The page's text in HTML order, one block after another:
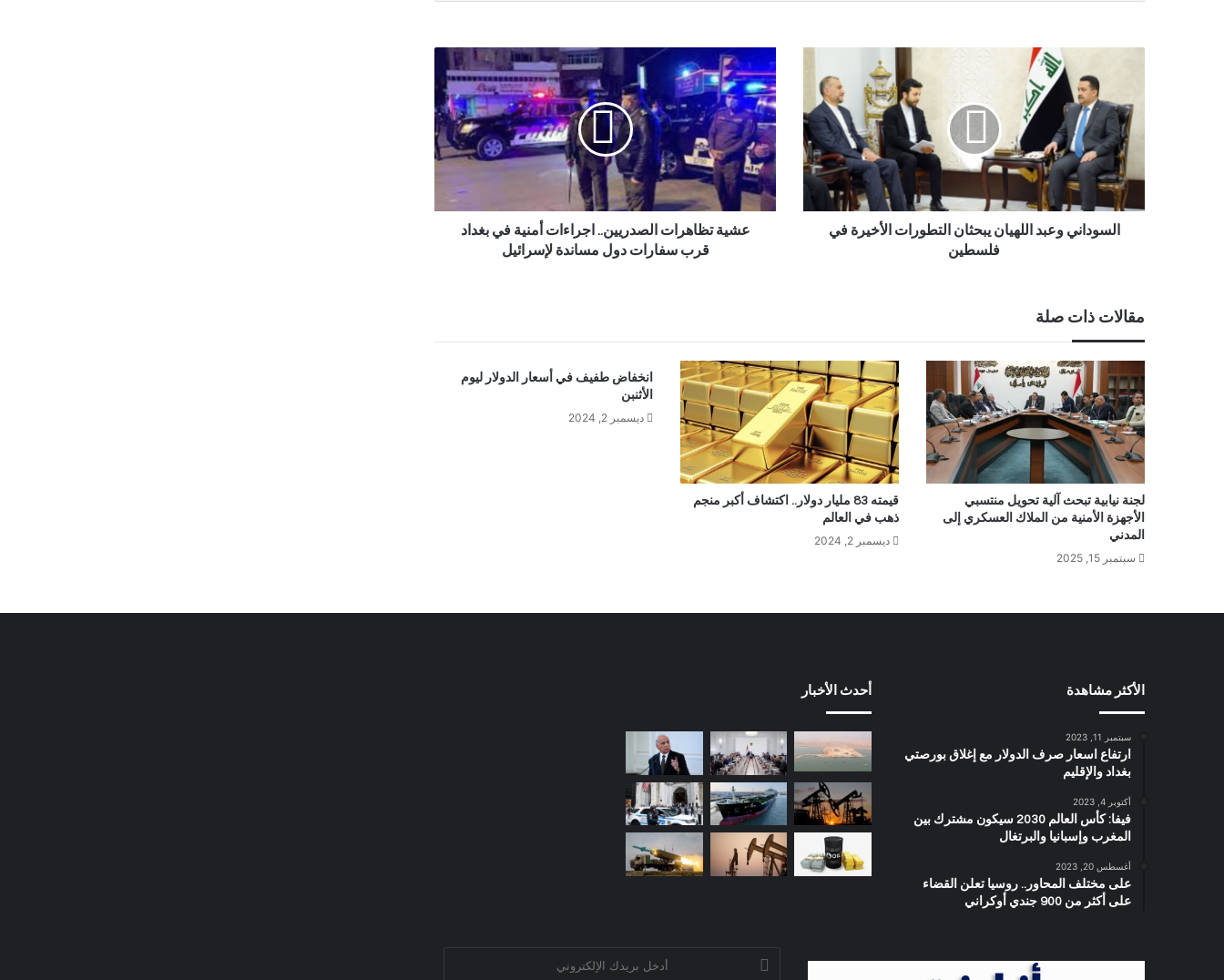
السوداني وعبد اللهيان يبحثان التطورات الأخيرة في
فلسطين
عشية تظاهرات الصدريين.. اجراءات أمنية في بغداد
قرب سفارات دول مساندة لإسرائيل
مقالات ذات صلة
لجنة نيابية تبحث آلية تحويل منتسبي
الأجهزة الأمنية من الملاك العسكري إلى
المدني
سبتمبر 15, 2025
قيمته 83 مليار دولار.. اكتشاف أكبر منجم
ذهب في العالم
ديسمبر 2, 2024
انخفاض طفيف في أسعار الدولار ليوم
الأثنبن
ديسمبر 2, 2024
الأكثر مشاهدة
سبتمبر 11, 2023
ارتفاع اسعار صرف الدولار مع إغلاق بورصتي
بغداد والإقليم
أكتوبر 4, 2023
فيفا: كأس العالم 2030 سيكون مشترك بين
المغرب وإسبانيا والبرتغال
أغسطس 20, 2023
على مختلف المحاور.. روسيا تعلن القضاء
على أكثر من 900 جندي أوكراني
أحدث الأخبار
بريدك